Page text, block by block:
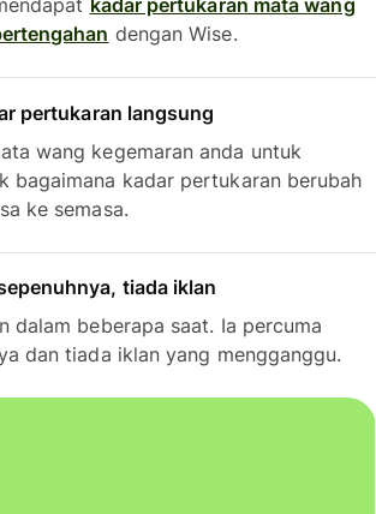
kadar pertukaran mata wang
dengan Wise.
pertukaran langsung
wang kegemaran anda untuk
bagaimana kadar pertukaran berubah
ke semasa.
tiada iklan
dalam beberapa saat. Ia percuma
dan tiada iklan yang mengganggu.